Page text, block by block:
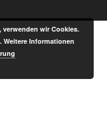
wir Cookies.
Weitere Informationen